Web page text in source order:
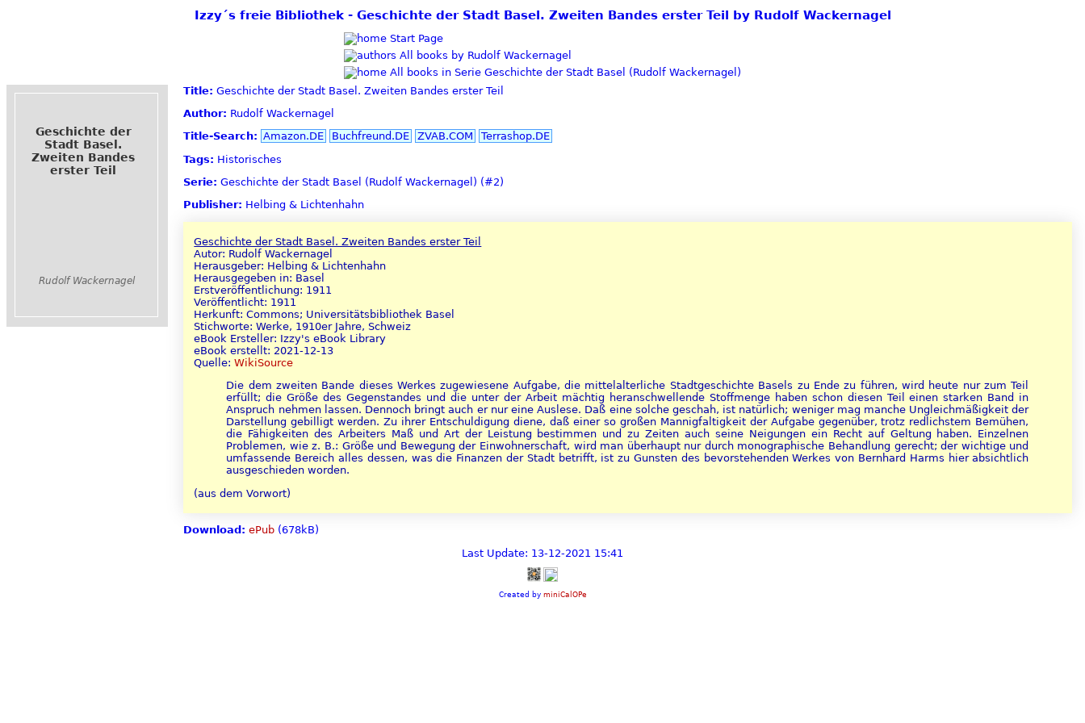
Izzy´s freie Bibliothek - Geschichte der Stadt Basel. Zweiten Bandes erster Teil by Rudolf Wackernagel
Start Page
All books by Rudolf Wackernagel
All books in Serie Geschichte der Stadt Basel (Rudolf Wackernagel)
Geschichte der
Stadt Basel.
Zweiten Bandes
erster Teil
Rudolf Wackernagel
Title: Geschichte der Stadt Basel. Zweiten Bandes erster Teil
Author: Rudolf Wackernagel
Title-Search: Amazon.DE Buchfreund.DE ZVAB.COM
Terrashop.DE
Tags: Historisches
Serie: Geschichte der Stadt Basel (Rudolf Wackernagel) (#2)
Publisher: Helbing & Lichtenhahn
Geschichte der Stadt Basel. Zweiten Bandes erster Teil
Autor: Rudolf Wackernagel
Herausgeber: Helbing & Lichtenhahn
Herausgegeben in: Basel
Erstveröffentlichung: 1911
Veröffentlicht: 1911
Herkunft: Commons; Universitätsbibliothek Basel
Stichworte: Werke, 1910er Jahre, Schweiz
eBook Ersteller: Izzy's eBook Library
eBook erstellt: 2021-12-13
Quelle:WikiSource
Die dem zweiten Bande dieses Werkes zugewiesene Aufgabe, die mittelalterliche Stadtgeschichte Basels zu Ende zu führen, wird heute nur zum Teil
erfüllt; die Größe des Gegenstandes und die unter der Arbeit mächtig heranschwellende Stoffmenge haben schon diesen Teil einen starken Band in
Anspruch nehmen lassen. Dennoch bringt auch er nur eine Auslese. Daß eine solche geschah, ist natürlich; weniger mag manche Ungleichmäßigkeit der
Darstellung gebilligt werden. Zu ihrer Entschuldigung diene, daß einer so großen Mannigfaltigkeit der Aufgabe gegenüber, trotz redlichstem Bemühen,
die Fähigkeiten des Arbeiters Maß und Art der Leistung bestimmen und zu Zeiten auch seine Neigungen ein Recht auf Geltung haben. Einzelnen
Problemen, wie z. B.: Größe und Bewegung der Einwohnerschaft, wird man überhaupt nur durch monographische Behandlung gerecht; der wichtige und
umfassende Bereich alles dessen, was die Finanzen der Stadt betrifft, ist zu Gunsten des bevorstehenden Werkes von Bernhard Harms hier absichtlich
ausgeschieden worden.
(aus dem Vorwort)
Download: ePub (678kB)
Last Update: 13-12-2021 15:41
Created by miniCalOPe